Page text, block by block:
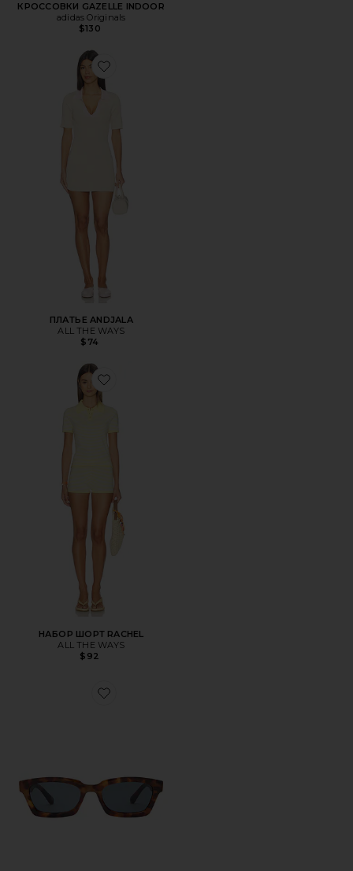
КРОССОВКИ GAZELLE INDOOR
adidas Originals
$130
Favorite ПЛАТЬЕ ANDJALA
ПЛАТЬЕ ANDJALA
ALL THE WAYS
$74
Favorite НАБОР ШОРТ RACHEL
НАБОР ШОРТ RACHEL
ALL THE WAYS
$92
Favorite СОЛНЦЕЗАЩИТНЫЕ ОЧКИ SCULPTOR